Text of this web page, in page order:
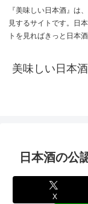
『美味しい日本酒』は
見するサイトです。日
トを見ればきっと日本
美味しい日本
日本酒の公
X